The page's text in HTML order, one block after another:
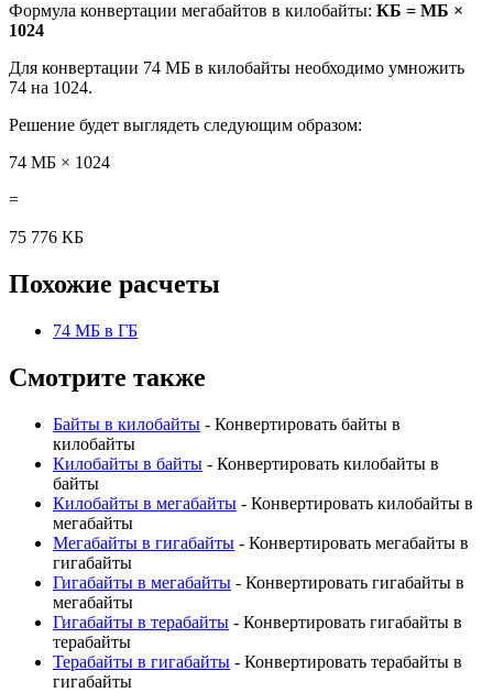
Формула конвертации мегабайтов в килобайты: КБ = МБ ×
1024
Для конвертации 74 МБ в килобайты необходимо умножить
74 на 1024.
Решение будет выглядеть следующим образом:
74 МБ × 1024
=
75 776 КБ
Похожие расчеты
74 МБ в ГБ
Смотрите также
Байты в килобайты - Конвертировать байты в
килобайты
Килобайты в байты - Конвертировать килобайты в
байты
Килобайты в мегабайты - Конвертировать килобайты в
мегабайты
Мегабайты в гигабайты - Конвертировать мегабайты в
гигабайты
Гигабайты в мегабайты - Конвертировать гигабайты в
мегабайты
Гигабайты в терабайты - Конвертировать гигабайты в
терабайты
Терабайты в гигабайты - Конвертировать терабайты в
гигабайты